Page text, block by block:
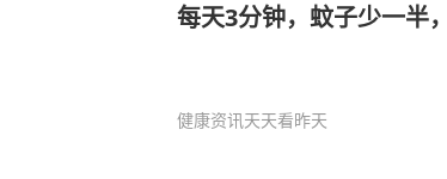
每天3分钟，蚊子少一半
健康资讯天天看昨天